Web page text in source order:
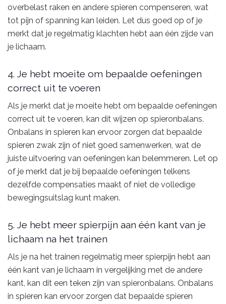
overbelast raken en andere spieren compenseren, wat
tot pijn of spanning kan leiden. Let dus goed op of je
merkt dat je regelmatig klachten hebt aan één zijde van
je lichaam.
4. Je hebt moeite om bepaalde oefeningen
correct uit te voeren
Als je merkt dat je moeite hebt om bepaalde oefeningen
correct uit te voeren, kan dit wijzen op spieronbalans.
Onbalans in spieren kan ervoor zorgen dat bepaalde
spieren zwak zijn of niet goed samenwerken, wat de
juiste uitvoering van oefeningen kan belemmeren. Let op
of je merkt dat je bij bepaalde oefeningen telkens
dezelfde compensaties maakt of niet de volledige
bewegingsuitslag kunt maken.
5. Je hebt meer spierpijn aan één kant van je
lichaam na het trainen
Als je na het trainen regelmatig meer spierpijn hebt aan
één kant van je lichaam in vergelijking met de andere
kant, kan dit een teken zijn van spieronbalans. Onbalans
in spieren kan ervoor zorgen dat bepaalde spieren